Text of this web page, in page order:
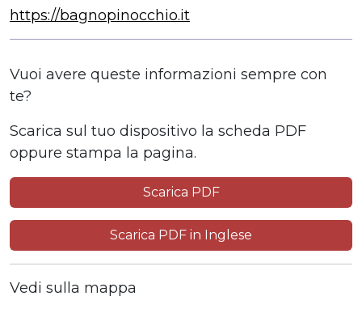
https://bagnopinocchio.it
Vuoi avere queste informazioni sempre con
te?
Scarica sul tuo dispositivo la scheda PDF
oppure stampa la pagina.
Scarica PDF
Scarica PDF in Inglese
Vedi sulla mappa